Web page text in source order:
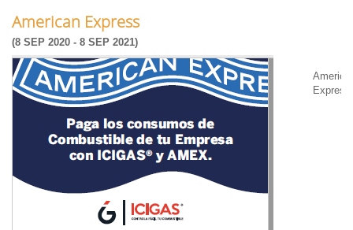
American Express
(8 SEP 2020 - 8 SEP 2021)
Express